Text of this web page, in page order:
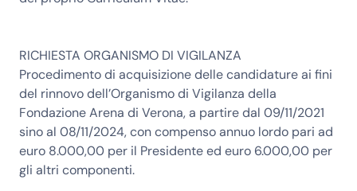
RICHIESTA ORGANISMO DI VIGILANZA
Procedimento di acquisizione delle candidature ai fini
del rinnovo dell’Organismo di Vigilanza della
Fondazione Arena di Verona, a partire dal 09/11/2021
sino al 08/11/2024, con compenso annuo lordo pari ad
euro 8.000,00 per il Presidente ed euro 6.000,00 per
gli altri componenti.